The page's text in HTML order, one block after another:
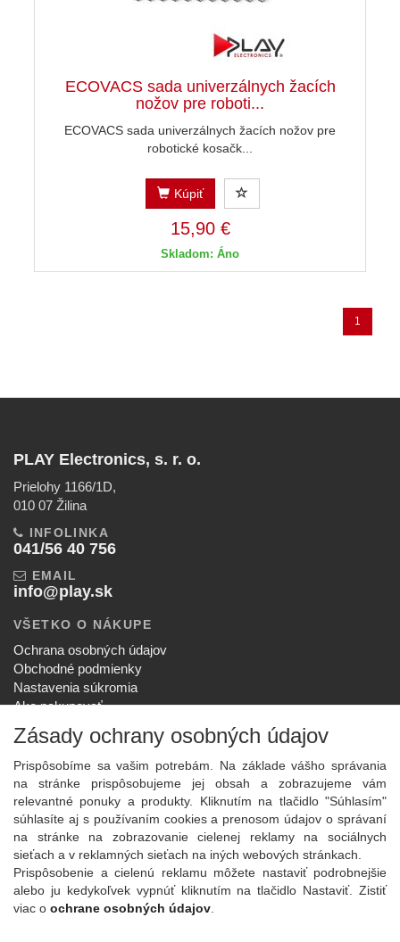
ECOVACS sada univerzálnych žacích
nožov pre roboti...
ECOVACS sada univerzálnych žacích nožov pre
robotické kosačk...
Kúpiť
15,90 €
Skladom: Áno
1
PLAY Electronics, s. r. o.
Prielohy 1166/1D,
010 07 Žilina
INFOLINKA
041/56 40 756
EMAIL
info@play.sk
VŠETKO O NÁKUPE
Ochrana osobných údajov
Obchodné podmienky
Nastavenia súkromia
Ako nakupovať
Reklamačný poriadok
SPOLOČNOSŤ
O nás
Kontakt
Služby
Aktuality
NOVINKY NA EMAIL
Prihlásiť
Viac informácií o tejto službe
Zásady ochrany osobných údajov
Prispôsobíme sa vašim potrebám. Na základe vášho správania
na stránke prispôsobujeme jej obsah a zobrazujeme vám
relevantné ponuky a produkty. Kliknutím na tlačidlo "Súhlasím"
súhlasíte aj s používaním cookies a prenosom údajov o správaní
na stránke na zobrazovanie cielenej reklamy na sociálnych
sieťach a v reklamných sieťach na iných webových stránkach.
Prispôsobenie a cielenú reklamu môžete nastaviť podrobnejšie
alebo ju kedykoľvek vypnúť kliknutím na tlačidlo Nastaviť. Zistiť
viac o ochrane osobných údajov